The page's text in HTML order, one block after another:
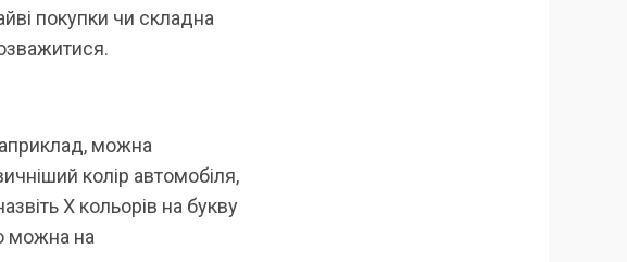
покупки чи складна
можна
колір автомобіля,
X кольорів на букву
можна на